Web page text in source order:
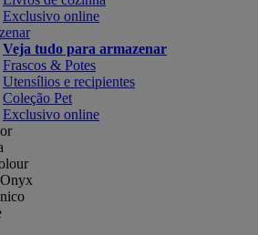
Exclusivo online
Veja tudo para armazenar
Frascos & Potes
Utensílios e recipientes
Coleção Pet
Exclusivo online